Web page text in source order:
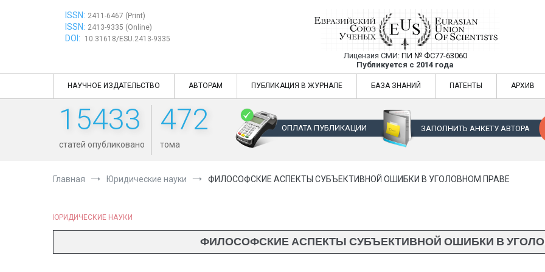
ISSN: 2411-6467 (Print)
ISSN: 2413-9335 (Online)
DOI: 10.31618/ESU.2413-9335
Евразийский Союз Ученых —
Лицензия СМИ: ПИ № ФС77-63060
Публикуется с 2014 года
Евразийский Союз Ученых — публикация научных статей в
НАУЧНОЕ ИЗДАТЕЛЬСТВО АВТОРАМ ПУБЛИКАЦИЯ В ЖУРНАЛЕ БАЗА ЗНАНИЙ ПАТЕНТЫ АРХИВ
15433
статей опубликовано
472
тома
ОПЛАТА ПУБЛИКАЦИИ ЗАПОЛНИТЬ АНКЕТУ АВТОРА
Главная Юридические науки ФИЛОСОФСКИЕ АСПЕКТЫ СУБЪЕКТИВНОЙ ОШИБКИ В УГОЛОВНОМ ПРАВЕ
ЮРИДИЧЕСКИЕ НАУКИ
ФИЛОСОФСКИЕ АСПЕКТЫ СУБЪЕКТИВНОЙ ОШИБКИ В